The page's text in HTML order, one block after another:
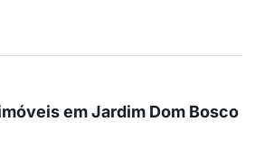
em Jardim Dom Bosco